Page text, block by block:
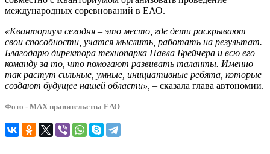
международных соревнований в ЕАО.
«Кванториум сегодня – это место, где дети раскрывают
свои способности, учатся мыслить, работать на результат.
Благодарю директора технопарка Павла Брейчера и всю его
команду за то, что помогают развивать таланты. Именно
так растут сильные, умные, инициативные ребята, которые
создают будущее нашей области», – сказала глава автономии.
Фото - МАХ правительства ЕАО